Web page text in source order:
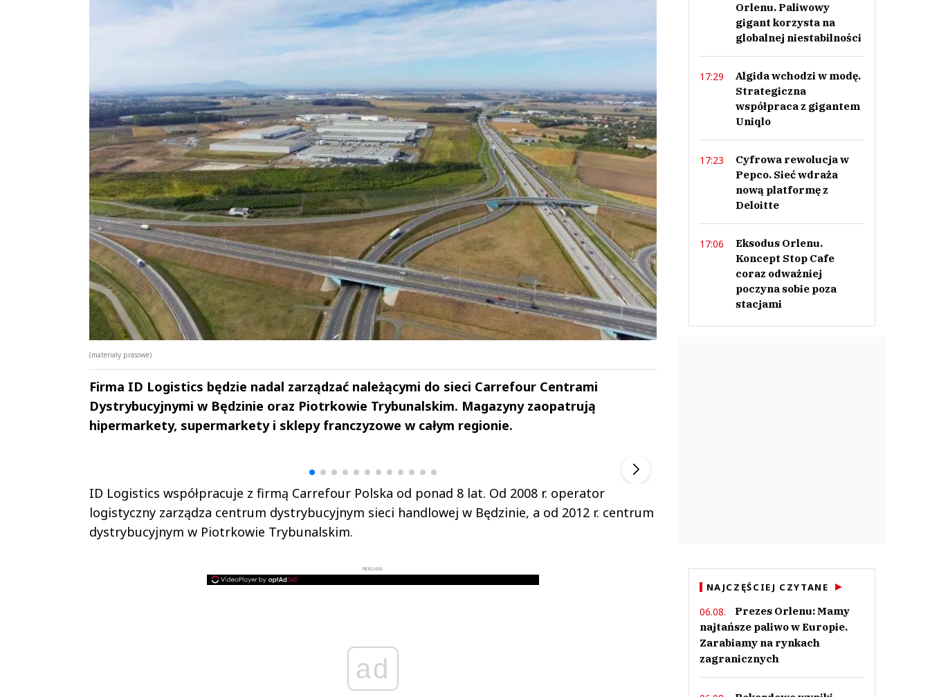
(materiały prasowe)
Firma ID Logistics będzie nadal zarządzać należącymi do sieci Carrefour Centrami
Dystrybucyjnymi w Będzinie oraz Piotrkowie Trybunalskim. Magazyny zaopatrują
hipermarkety, supermarkety i sklepy franczyzowe w całym regionie.
ID Logistics współpracuje z firmą Carrefour Polska od ponad 8 lat. Od 2008 r. operator
logistyczny zarządza centrum dystrybucyjnym sieci handlowej w Będzinie, a od 2012 r. centrum
dystrybucyjnym w Piotrkowie Trybunalskim.
REKLAMA
ad
Andrzej i Marta
Marta i Andrzej
Orlenu. Paliwowy
gigant korzysta na
globalnej niestabilności
17:29
Algida wchodzi w modę.
Strategiczna
współpraca z gigantem
Uniqlo
17:23
Cyfrowa rewolucja w
Pepco. Sieć wdraża
nową platformę z
Deloitte
17:06
Eksodus Orlenu.
Koncept Stop Cafe
coraz odważniej
poczyna sobie poza
stacjami
NAJCZĘŚCIEJ CZYTANE
06.08.
Prezes Orlenu: Mamy
najtańsze paliwo w Europie.
Zarabiamy na rynkach
zagranicznych